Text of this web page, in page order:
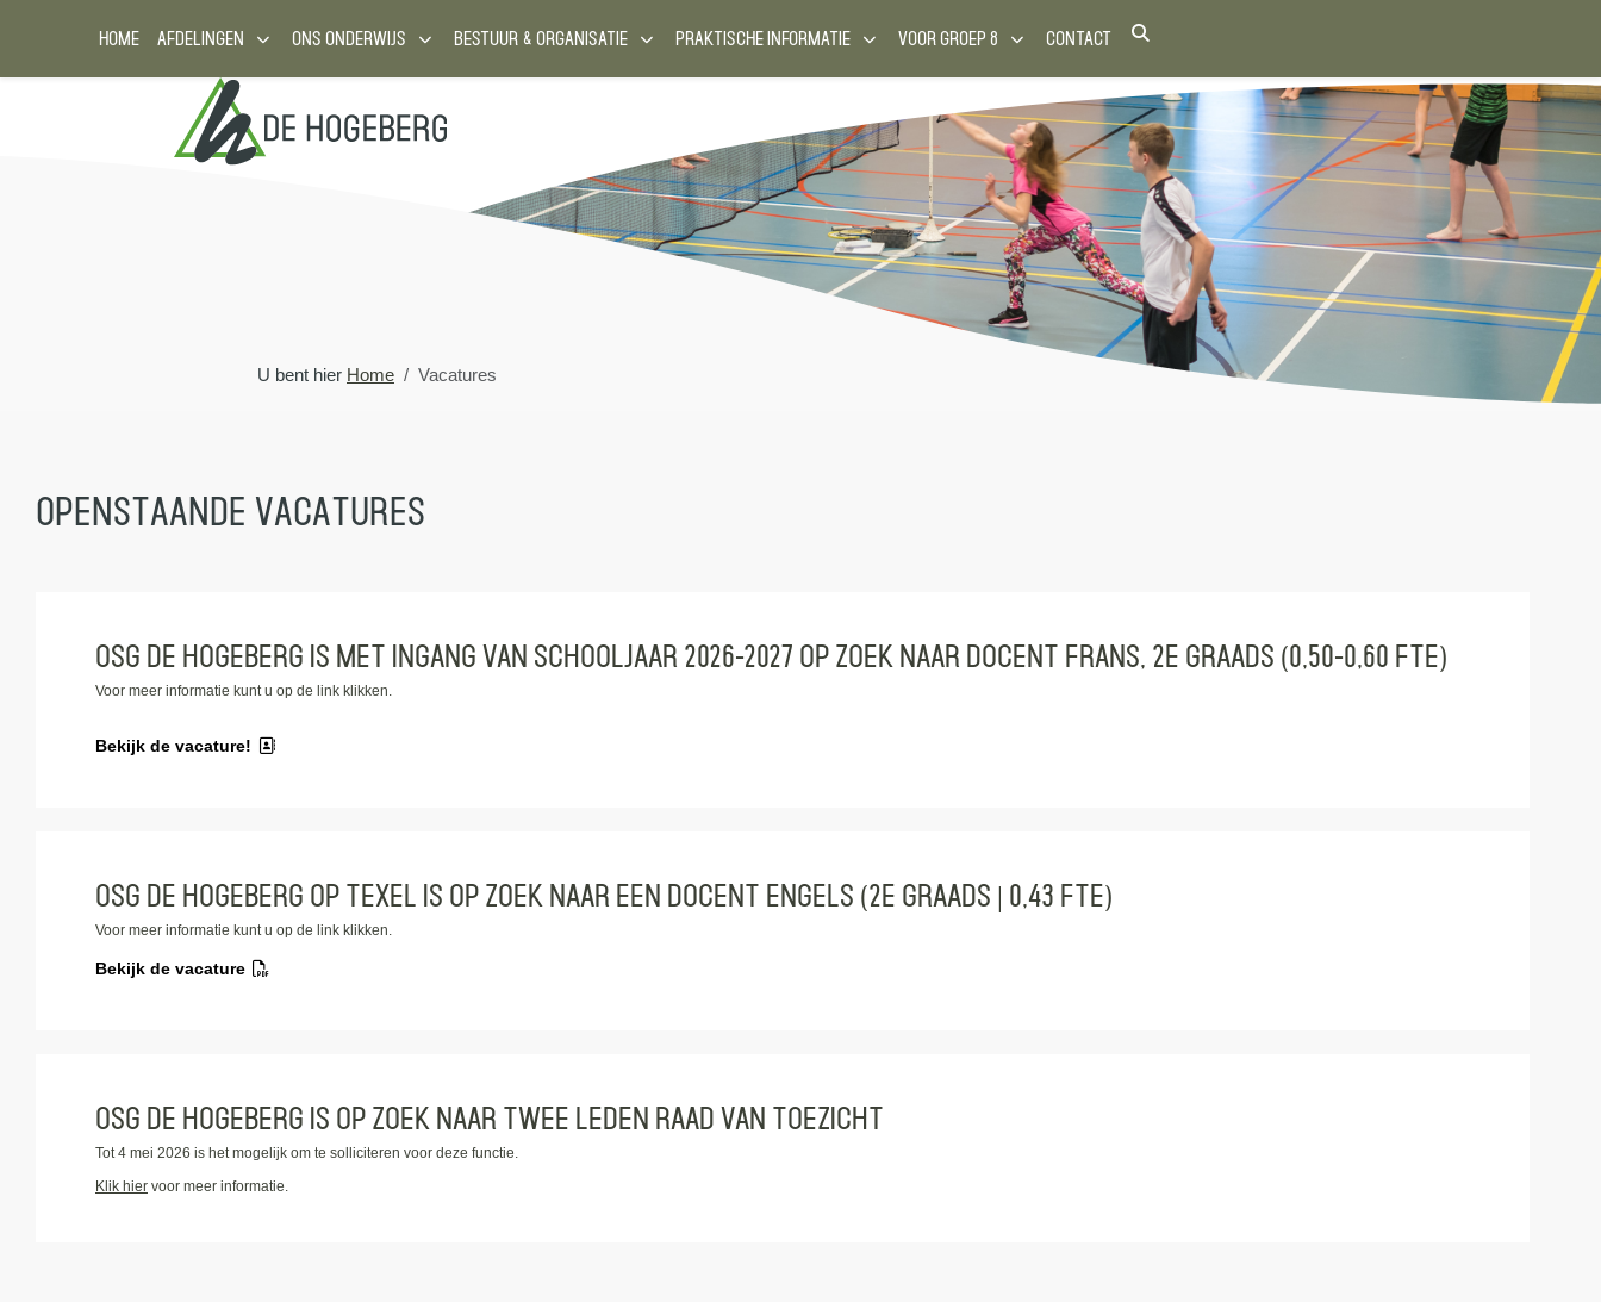
HOME AFDELINGEN ONS ONDERWIJS BESTUUR & ORGANISATIE PRAKTISCHE INFORMATIE VOOR GROEP 8 CONTACT
U bent hier Home Vacatures
Openstaande vacatures
OSG de Hogeberg is met ingang van schooljaar 2026-2027 op zoek naar Docent Frans, 2e graads (0,50-0,60 fte)
Voor meer informatie kunt u op de link klikken.
Bekijk de vacature!
OSG de Hogeberg op Texel is op zoek naar een docent Engels (2e graads | 0,43 fte)
Voor meer informatie kunt u op de link klikken.
Bekijk de vacature
OSG de Hogeberg is op zoek naar twee leden Raad van Toezicht
Tot 4 mei 2026 is het mogelijk om te solliciteren voor deze functie.
Klik hier voor meer informatie.